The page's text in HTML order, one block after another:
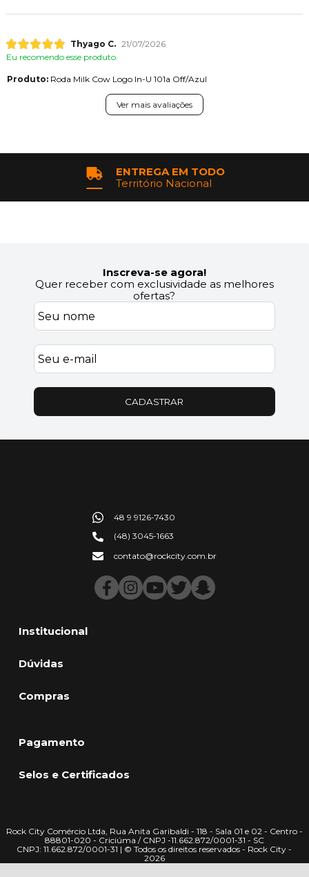
Thyago C. 21/07/2026
Eu recomendo esse produto.
Produto:Roda Milk Cow Logo In-U 101a Off/Azul
Ver mais avaliações
ENTREGA EM TODO
Território Nacional
Inscreva-se agora!
Quer receber com exclusividade as melhores
ofertas?
CADASTRAR
Institucional
Dúvidas
Compras
48 9 9126-7430
(48) 3045-1663
contato@rockcity.com.br
Pagamento
Selos e Certificados
Rock City Comércio Ltda, Rua Anita Garibaldi - 118 - Sala 01 e 02 - Centro -
88801-020 - Criciúma / CNPJ -11.662.872/0001-31 - SC
CNPJ: 11.662.872/0001-31 | © Todos os direitos reservados - Rock City -
2026